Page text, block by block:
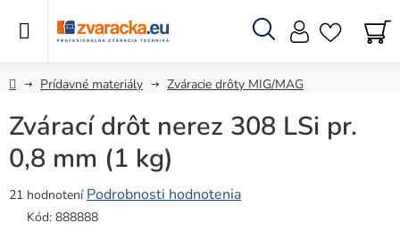
Hľadať
DomovPrídavné materiály Zváracie drôty MIG/MAG
Zvárací drôt nerez 308 LSi pr.
0,8 mm (1 kg)
Priemerné
hodnotenie
21 hodnotení Podrobnosti hodnotenia
Kód: 888888